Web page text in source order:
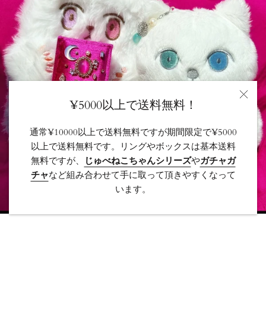
¥5000以上で送料無料！
通常¥10000以上で送料無料ですが期間限定で¥5000
以上で送料無料です。リングやボックスは基本送料
無料ですが、
じゅべねこちゃんシリーズやガチャガ
チャなど組み合わせて手に取って頂きやすくなって
います。